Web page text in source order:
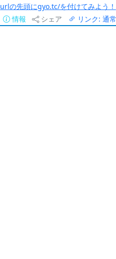
urlの先頭にgyo.tc/を付けてみよう！
情報
シェア リンク: 通常